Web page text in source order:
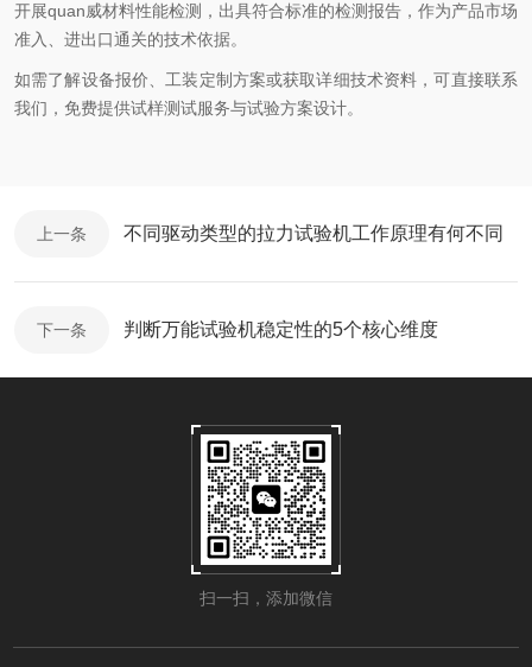
开展quan威材料性能检测，出具符合标准的检测报告，作为产品市场
准入、进出口通关的技术依据。
如需了解设备报价、工装定制方案或获取详细技术资料，可直接联系
我们，免费提供试样测试服务与试验方案设计。
上一条 不同驱动类型的拉力试验机工作原理有何不同
下一条 判断万能试验机稳定性的5个核心维度
扫一扫，添加微信